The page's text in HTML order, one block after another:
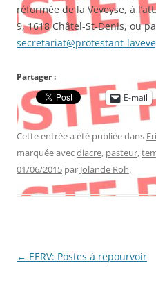
réformée de la Veveyse, à
9, 1618 Châtel-St-Denis, ou
secretariat@protestant-
Partager :
E-mail
Cette entrée a été publiée dans
marquée avecdiacre, pasteur,
01/06/2015 par Jolande Roh.
Navigation
← EERV: Postes à repourvoir